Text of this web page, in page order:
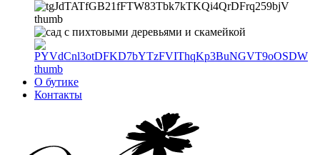
О бутике
Контакты